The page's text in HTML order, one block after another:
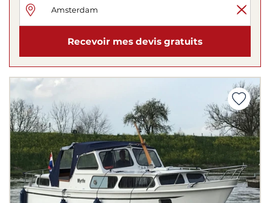
Recevoir mes devis gratuits